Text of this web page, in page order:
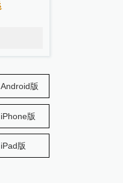
Android版
iPhone版
iPad版